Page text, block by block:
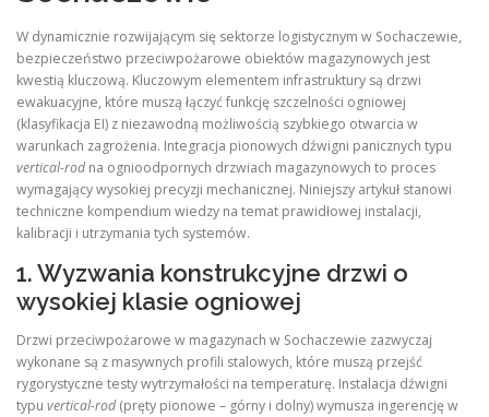
W dynamicznie rozwijającym się sektorze logistycznym w Sochaczewie,
bezpieczeństwo przeciwpożarowe obiektów magazynowych jest
kwestią kluczową. Kluczowym elementem infrastruktury są drzwi
ewakuacyjne, które muszą łączyć funkcję szczelności ogniowej
(klasyfikacja EI) z niezawodną możliwością szybkiego otwarcia w
warunkach zagrożenia. Integracja pionowych dźwigni panicznych typu
vertical-rodna ognioodpornych drzwiach magazynowych to proces
wymagający wysokiej precyzji mechanicznej. Niniejszy artykuł stanowi
techniczne kompendium wiedzy na temat prawidłowej instalacji,
kalibracji i utrzymania tych systemów.
1. Wyzwania konstrukcyjne drzwi o
wysokiej klasie ogniowej
Drzwi przeciwpożarowe w magazynach w Sochaczewie zazwyczaj
wykonane są z masywnych profili stalowych, które muszą przejść
rygorystyczne testy wytrzymałości na temperaturę. Instalacja dźwigni
typu vertical-rod(pręty pionowe – górny i dolny) wymusza ingerencję w